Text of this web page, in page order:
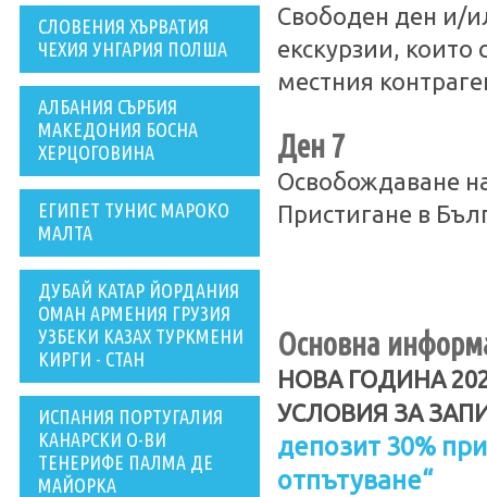
СЛОВЕНИЯ ХЪРВАТИЯ
ЧЕХИЯ УНГАРИЯ ПОЛША
АЛБАНИЯ СЪРБИЯ
МАКЕДОНИЯ БОСНА
ХЕРЦОГОВИНА
ЕГИПЕТ ТУНИС МАРОКО
МАЛТА
ДУБАЙ КАТАР ЙОРДАНИЯ
ОМАН АРМЕНИЯ ГРУЗИЯ
УЗБЕКИ КАЗАХ ТУРКМЕНИ
КИРГИ - СТАН
ИСПАНИЯ ПОРТУГАЛИЯ
КАНАРСКИ О-ВИ
ТЕНЕРИФЕ ПАЛМА ДЕ
МАЙОРКА
Свободен ден и/
екскурзии, които
местния
Ден 7
Освобождаване
Пристигане в
Основна
НОВА ГОДИНА
УСЛОВИЯ ЗА
депозит 30%
отпътуване“